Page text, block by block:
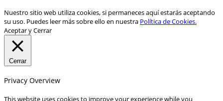
Nuestro sitio web utiliza cookies, si permaneces aquí estarás aceptando
su uso. Puedes leer más sobre ello en nuestra Política de Cookies.
Aceptar y Cerrar
Cerrar
Privacy Overview
This website uses cookies to improve your experience while you